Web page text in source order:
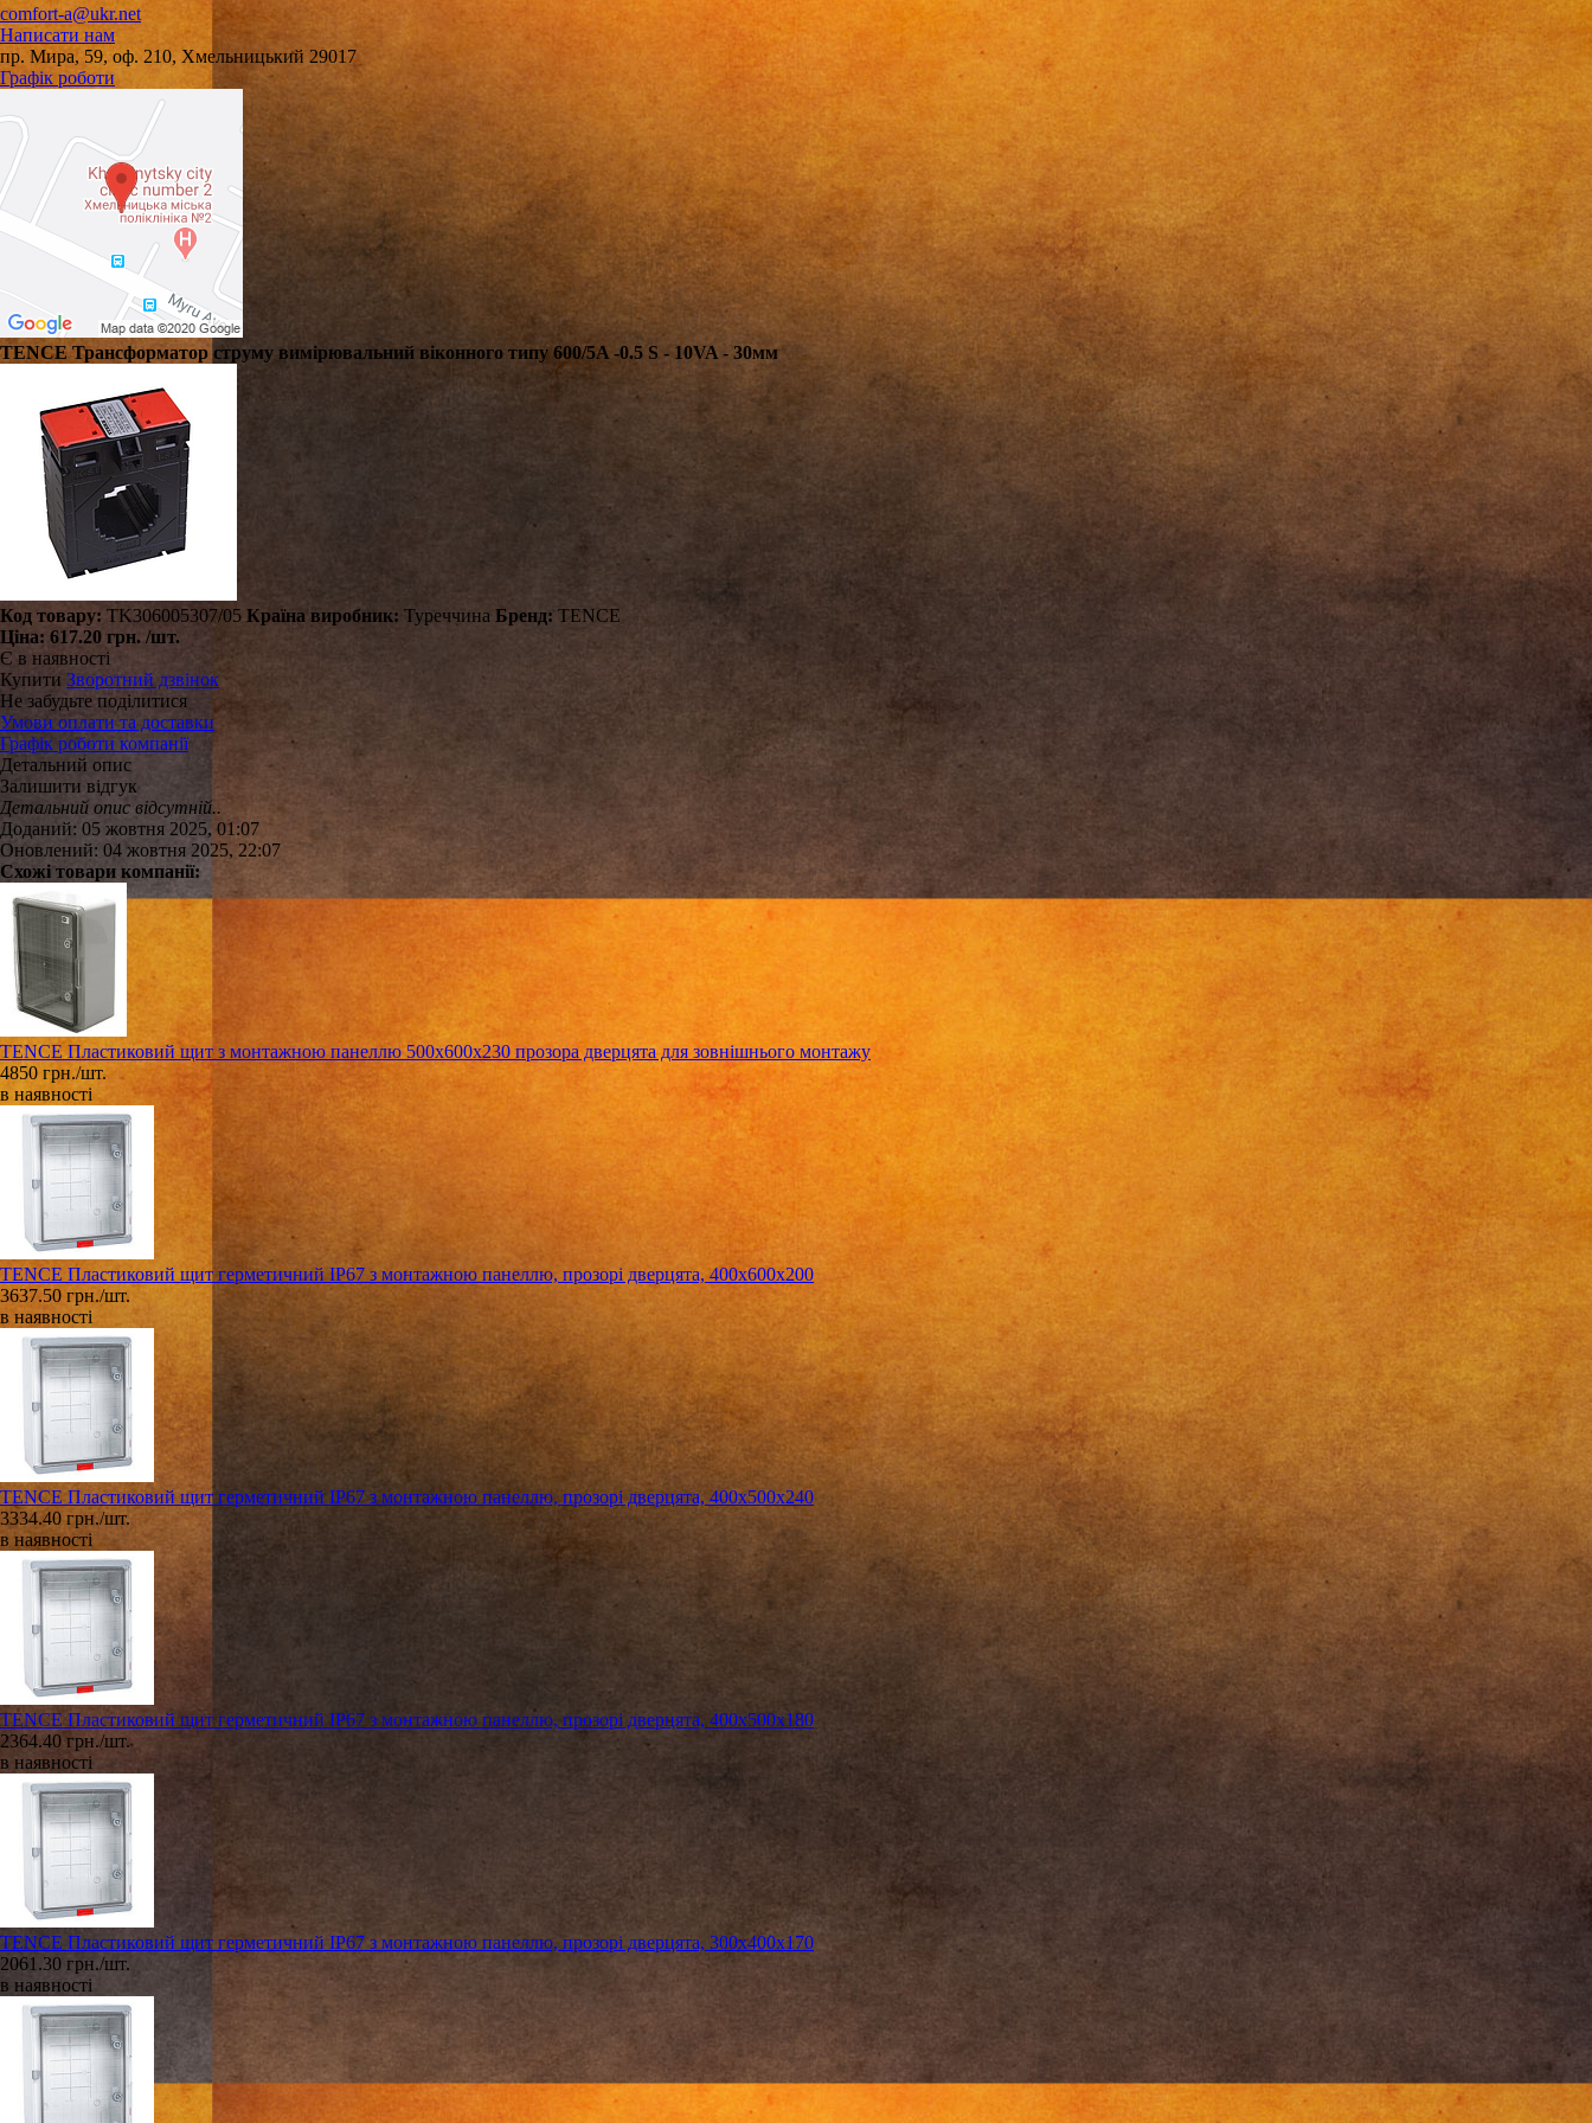
comfort-a@ukr.net
Написати нам
пр. Мира, 59, оф. 210, Хмельницький 29017
Графік роботи
TENCE Трансформатор струму вимірювальний віконного типу 600/5A -0.5 S - 10VA - 30мм
Код товару: TK306005307/05 Країна виробник: Туреччина Бренд: TENCE
Ціна: 617.20 грн. /шт.
Є в наявності
Купити Зворотний дзвінок
Не забудьте поділитися
Умови оплати та доставки
Графік роботи компанії
Детальний опис
Залишити відгук
Детальний опис відсутній..
Доданий: 05 жовтня 2025, 01:07
Оновлений: 04 жовтня 2025, 22:07
Схожі товари компанії:
TENCE Пластиковий щит з монтажною панеллю 500х600х230 прозора дверцята для зовнішнього монтажу
4850 грн./шт.
в наявності
TENCE Пластиковий щит герметичний IP67 з монтажною панеллю, прозорі дверцята, 400х600х200
3637.50 грн./шт.
в наявності
TENCE Пластиковий щит герметичний IP67 з монтажною панеллю, прозорі дверцята, 400х500х240
3334.40 грн./шт.
в наявності
TENCE Пластиковий щит герметичний IP67 з монтажною панеллю, прозорі дверцята, 400х500х180
2364.40 грн./шт.
в наявності
TENCE Пластиковий щит герметичний IP67 з монтажною панеллю, прозорі дверцята, 300х400х170
2061.30 грн./шт.
в наявності